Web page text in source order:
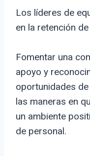
Los líderes de
en la retención
Fomentar una
apoyo y
oportunidades
las maneras en
un ambiente
de personal.